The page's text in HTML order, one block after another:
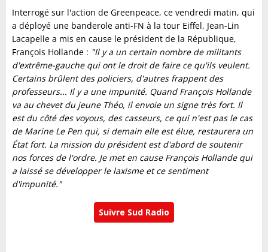
Interrogé sur l'action de Greenpeace, ce vendredi matin, qui
a déployé une banderole anti-FN à la tour Eiffel, Jean-Lin
Lacapelle a mis en cause le président de la République,
François Hollande : "Il y a un certain nombre de militants
d'extrême-gauche qui ont le droit de faire ce qu'ils veulent.
Certains brûlent des policiers, d'autres frappent des
professeurs... Il y a une impunité. Quand François Hollande
va au chevet du jeune Théo, il envoie un signe très fort. Il
est du côté des voyous, des casseurs, ce qui n'est pas le cas
de Marine Le Pen qui, si demain elle est élue, restaurera un
État fort. La mission du président est d'abord de soutenir
nos forces de l'ordre. Je met en cause François Hollande qui
a laissé se développer le laxisme et ce sentiment
d'impunité."
Suivre Sud Radio